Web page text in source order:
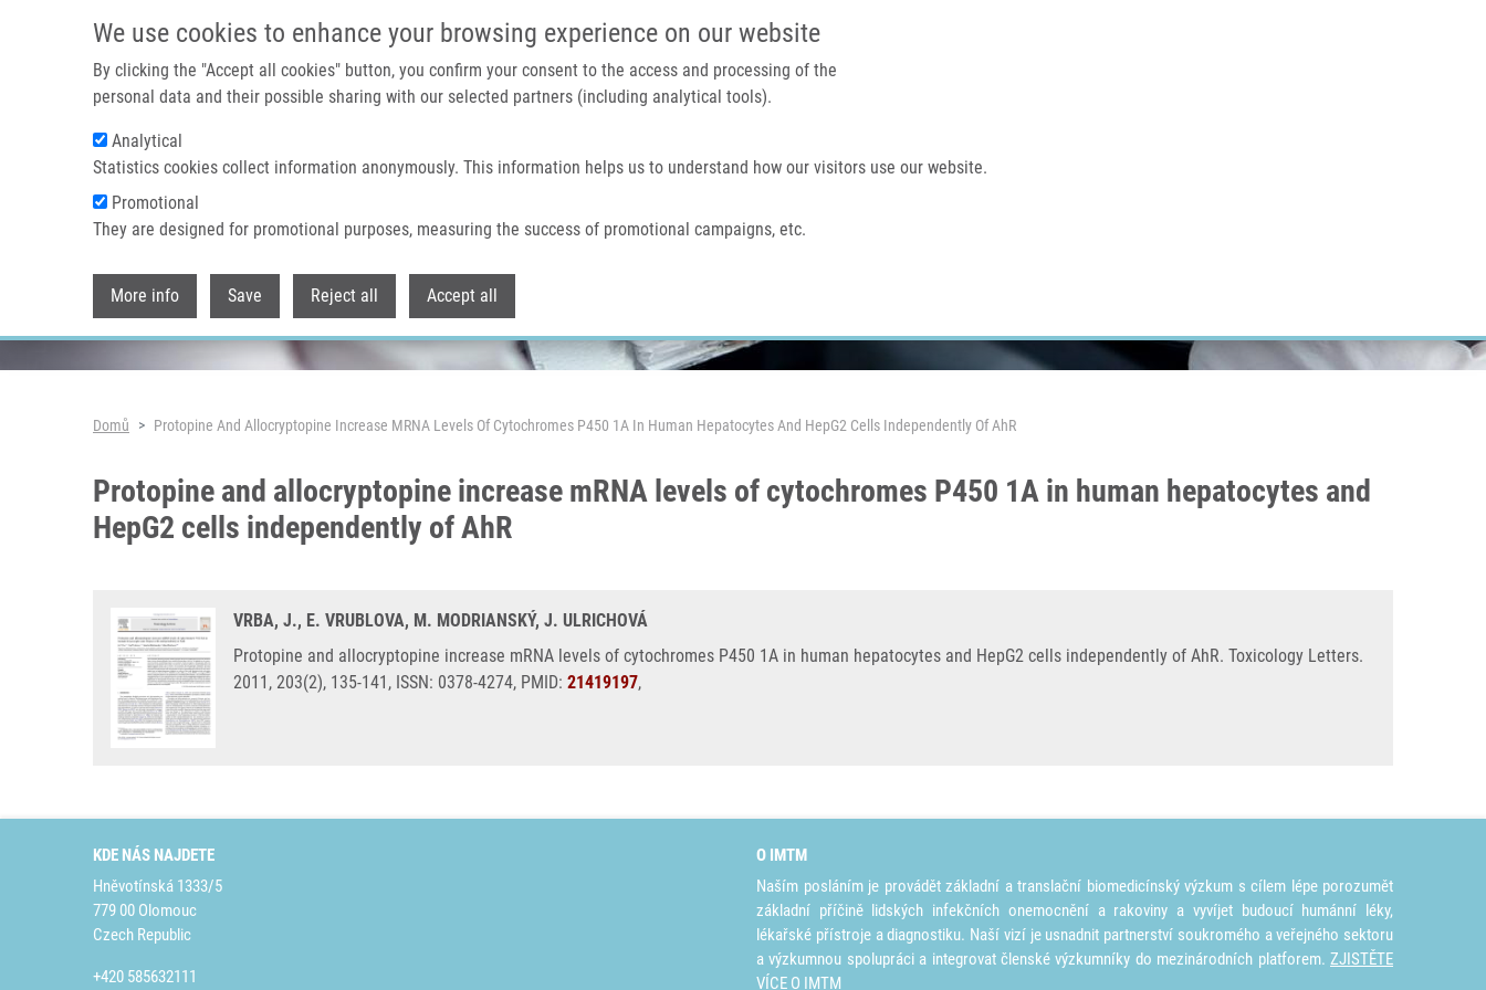
We use cookies to enhance your browsing experience on our website
By clicking the "Accept all cookies" button, you confirm your consent to the access and processing of the
personal data and their possible sharing with our selected partners (including analytical tools).
Analytical
Statistics cookies collect information anonymously. This information helps us to understand how our visitors use our website.
Promotional
They are designed for promotional purposes, measuring the success of promotional campaigns, etc.
More info Save Reject all Accept all
IMTM PORTÁL
Domů O nás
Header image
Drobečková navigace
Domů Protopine And Allocryptopine Increase MRNA Levels Of Cytochromes P450 1A In Human Hepatocytes And HepG2 Cells Independently Of AhR
Protopine and allocryptopine increase mRNA levels of cytochromes P450 1A in human hepatocytes and
HepG2 cells independently of AhR
VRBA, J., E. VRUBLOVA, M. MODRIANSKÝ, J. ULRICHOVÁ
Protopine and allocryptopine increase mRNA levels of cytochromes P450 1A in human hepatocytes and HepG2 cells independently of AhR. Toxicology Letters.
2011, 203(2), 135-141, ISSN: 0378-4274, PMID: 21419197,
KDE NÁS NAJDETE
Hněvotínská 1333/5
779 00 Olomouc
Czech Republic
+420 585632111
O IMTM
Naším posláním je provádět základní a translační biomedicínský výzkum s cílem lépe porozumět
základní příčině lidských infekčních onemocnění a rakoviny a vyvíjet budoucí humánní léky,
lékařské přístroje a diagnostiku. Naší vizí je usnadnit partnerství soukromého a veřejného sektoru
a výzkumnou spolupráci a integrovat členské výzkumníky do mezinárodních platforem. ZJISTĚTE
VÍCE O IMTM